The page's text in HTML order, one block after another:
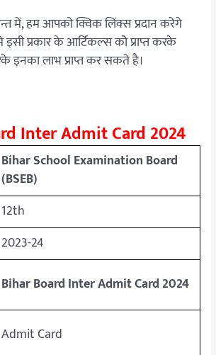
में, हम आपको क्विक लिंक्स प्रदान करेगे
प्रकार के आर्टिकल्स कोे प्राप्त करके
इनका लाभ प्राप्त कर सकते है।
Inter Admit Card 2024
Bihar School Examination Board
(BSEB)
12th
2023-24
Bihar Board Inter Admit Card 2024
Admit Card